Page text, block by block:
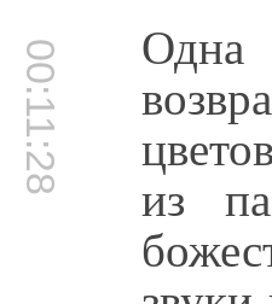
00:11:28 Одна
из